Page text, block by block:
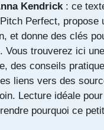
Kendrick: ce
Perfect, propose
et donne des clés
Vous trouverez ici
des conseils
liens vers des
Lecture idéale
pourquoi ce